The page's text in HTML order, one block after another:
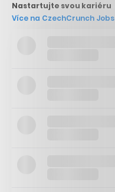
Nastartujte svou kariéru
Více na CzechCrunch Jobs